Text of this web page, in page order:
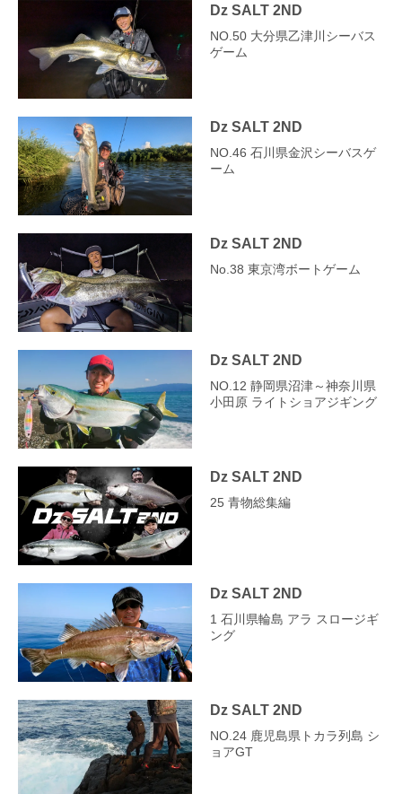
Dz SALT 2ND
NO.50 大分県乙津川シーバス
ゲーム
Dz SALT 2ND
NO.46 石川県金沢シーバスゲ
ーム
Dz SALT 2ND
No.38 東京湾ボートゲーム
Dz SALT 2ND
NO.12 静岡県沼津～神奈川県
小田原 ライトショアジギング
Dz SALT 2ND
25 青物総集編
Dz SALT 2ND
1 石川県輪島 アラ スロージギ
ング
Dz SALT 2ND
NO.24 鹿児島県トカラ列島 シ
ョアGT